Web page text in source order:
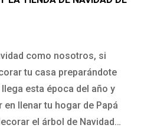
como nosotros, si
tu casa preparándote
esta época del año y
llenar tu hogar de Papá
el árbol de Navidad…